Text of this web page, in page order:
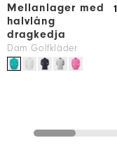
Mellanlager med
halvlång
dragkedja
Dam Golfkläder